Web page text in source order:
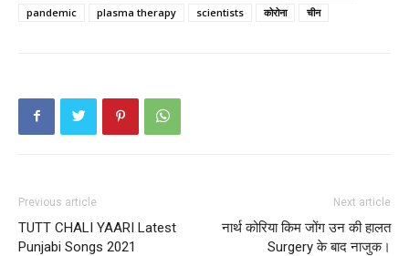
pandemic
plasma therapy scientists कोरोना चीन
Previous article
TUTT CHALI YAARI Latest
Punjabi Songs 2021
Next article
नार्थ कोरिया किम जोंग उन की हालत
Surgery के बाद नाजुक।